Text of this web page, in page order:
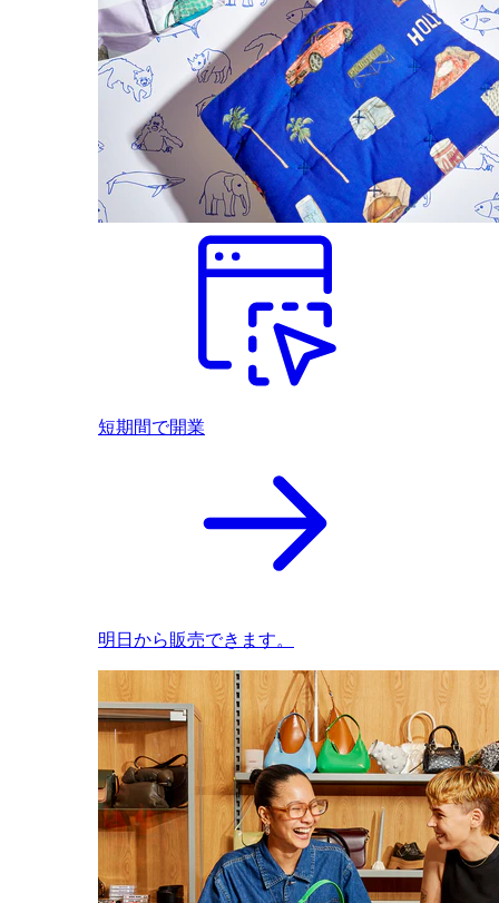
短期間で開業
明日から販売できます。